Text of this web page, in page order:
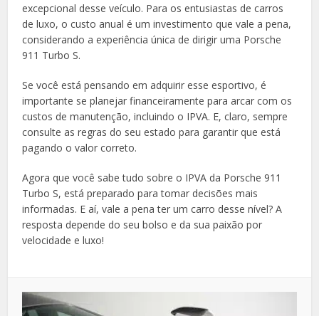
excepcional desse veículo. Para os entusiastas de carros
de luxo, o custo anual é um investimento que vale a pena,
considerando a experiência única de dirigir uma Porsche
911 Turbo S.
Se você está pensando em adquirir esse esportivo, é
importante se planejar financeiramente para arcar com os
custos de manutenção, incluindo o IPVA. E, claro, sempre
consulte as regras do seu estado para garantir que está
pagando o valor correto.
Agora que você sabe tudo sobre o IPVA da Porsche 911
Turbo S, está preparado para tomar decisões mais
informadas. E aí, vale a pena ter um carro desse nível? A
resposta depende do seu bolso e da sua paixão por
velocidade e luxo!